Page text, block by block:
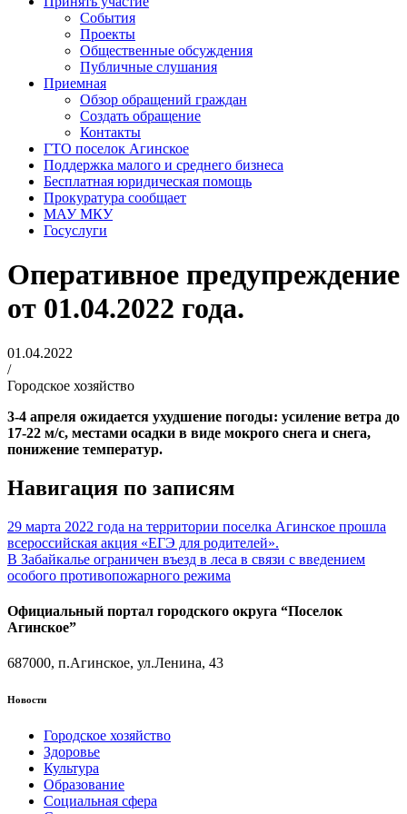
События
Проекты
Общественные обсуждения
Публичные слушания
Приемная
Обзор обращений граждан
Создать обращение
Контакты
ГТО поселок Агинское
Поддержка малого и среднего бизнеса
Бесплатная юридическая помощь
Прокуратура сообщает
МАУ МКУ
Госуслуги
Оперативное предупреждение
от 01.04.2022 года.
01.04.2022
/
Городское хозяйство
3-4 апреля ожидается ухудшение погоды: усиление ветра до
17-22 м/с, местами осадки в виде мокрого снега и снега,
понижение температур.
Навигация по записям
29 марта 2022 года на территории поселка Агинское прошла
всероссийская акция «ЕГЭ для родителей».
​В Забайкалье ограничен въезд в леса в связи с введением
особого противопожарного режима
Официальный портал городского округа “Поселок
Агинское”
687000, п.Агинское, ул.Ленина, 43
Новости
Городское хозяйство
Здоровье
Культура
Образование
Социальная сфера